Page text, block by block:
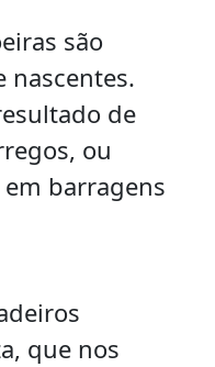
são
nascentes.
de
ou
barragens
que nos